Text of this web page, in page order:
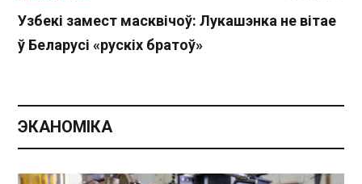
Узбекі замест масквічоў: Лукашэнка не вітае
ў Беларусі «рускіх братоў»
ЭКАНОМІКА